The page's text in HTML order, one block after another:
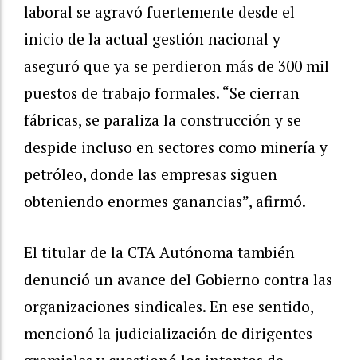
laboral se agravó fuertemente desde el
inicio de la actual gestión nacional y
aseguró que ya se perdieron más de 300 mil
puestos de trabajo formales. “Se cierran
fábricas, se paraliza la construcción y se
despide incluso en sectores como minería y
petróleo, donde las empresas siguen
obteniendo enormes ganancias”, afirmó.
El titular de la CTA Autónoma también
denunció un avance del Gobierno contra las
organizaciones sindicales. En ese sentido,
mencionó la judicialización de dirigentes